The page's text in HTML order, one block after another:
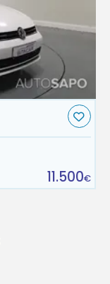
11.500€